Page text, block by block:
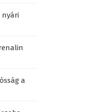
nyári
a